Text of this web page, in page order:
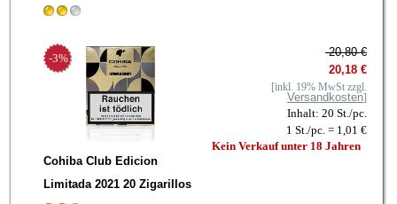
-3%
Cohiba Club Edicion
Limitada 2021 20 Zigarillos
20,80 €
20,18 €
[inkl. 19% MwSt zzgl.
Versandkosten]
Inhalt: 20 St./pc.
1 St./pc. = 1,01 €
Kein Verkauf unter 18 Jahren